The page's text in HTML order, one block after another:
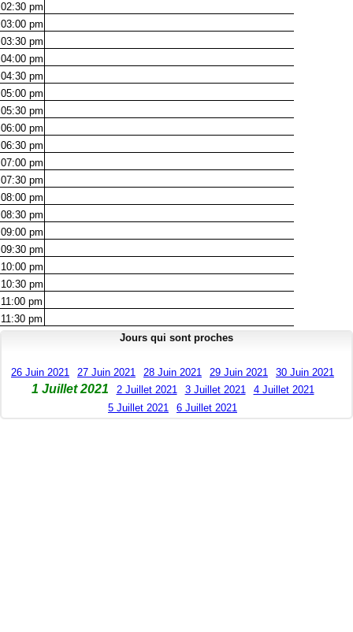
02:30 pm
03:00 pm
03:30 pm
04:00 pm
04:30 pm
05:00 pm
05:30 pm
06:00 pm
06:30 pm
07:00 pm
07:30 pm
08:00 pm
08:30 pm
09:00 pm
09:30 pm
10:00 pm
10:30 pm
11:00 pm
11:30 pm
Jours qui sont proches
26 Juin 2021 27 Juin 2021 28 Juin 2021 29 Juin 2021 30 Juin 2021
1 Juillet 2021 2 Juillet 2021 3 Juillet 2021
4 Juillet 2021
5 Juillet 2021
6 Juillet 2021